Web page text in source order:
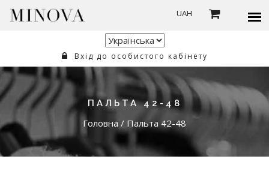
UAH
Вхід до особистого кабінету
ПАЛЬТА 42-48
Головна / Пальта 42-48